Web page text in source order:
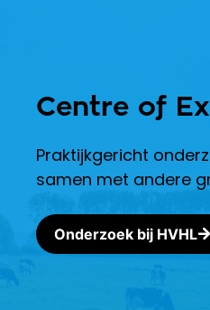
Centre of
Praktijkgericht
samen met andere
Onderzoek bij HVHL